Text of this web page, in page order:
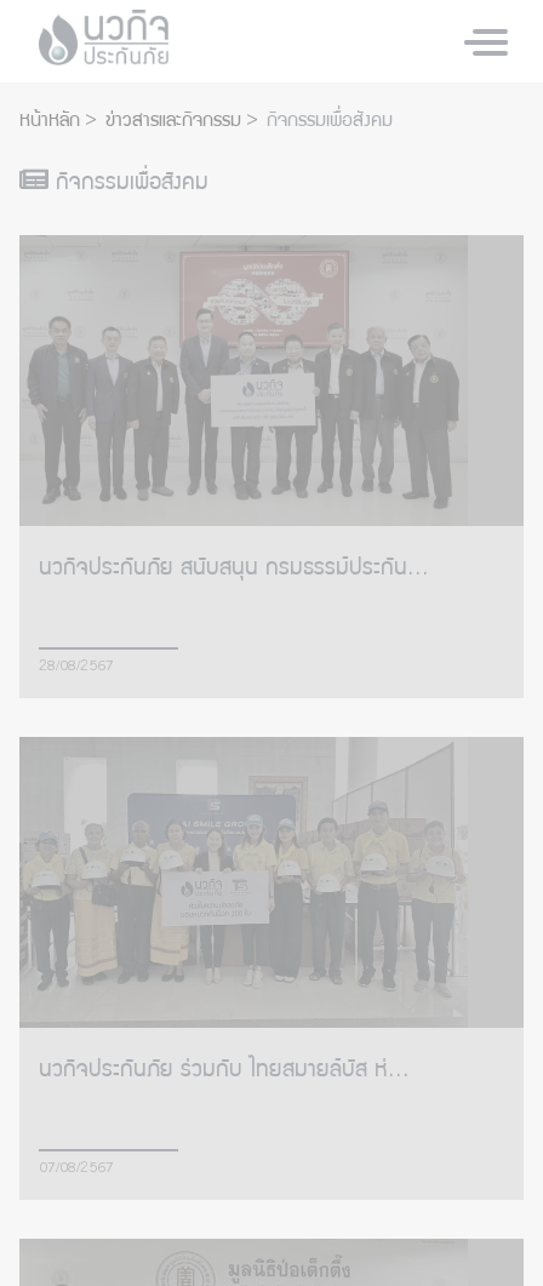
หน้าหลัก ข่าวสารและกิจกรรม กิจกรรมเพื่อสังคม
กิจกรรมเพื่อสังคม
นวกิจประกันภัย สนับสนุน กรมธรรม์ประกัน...
28/08/2567
นวกิจประกันภัย ร่วมกับ ไทยสมายล์บัส ห่...
07/08/2567